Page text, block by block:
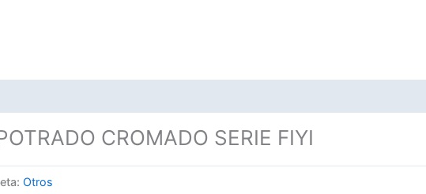
CROMADO SERIE FIYI
Otros